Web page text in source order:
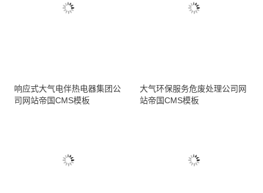
响应式大气电伴热电器集团公
司网站帝国CMS模板
大气环保服务危废处理公司网
站帝国CMS模板